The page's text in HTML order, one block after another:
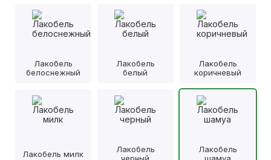
Лакобель
белоснежный
Лакобель
белый
Лакобель
коричневый
Лакобель милк
Лакобель
Лакобель